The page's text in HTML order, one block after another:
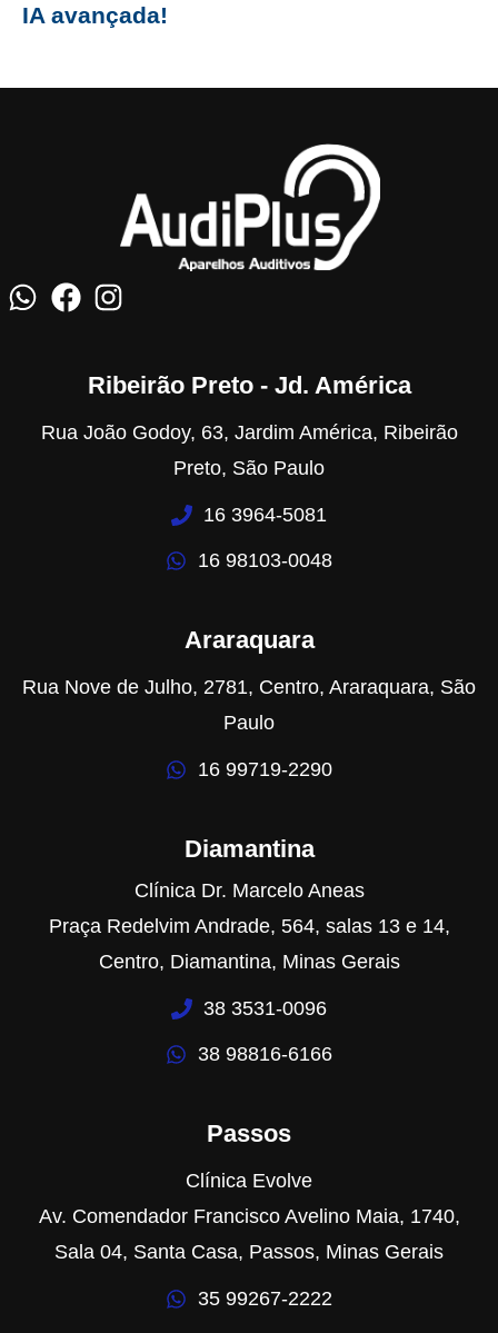
IA avançada!
Ribeirão Preto - Jd. América
Rua João Godoy, 63, Jardim América, Ribeirão
Preto, São Paulo
16 3964-5081
16 98103-0048
Araraquara
Rua Nove de Julho, 2781, Centro, Araraquara, São
Paulo
16 99719-2290
Diamantina
Clínica Dr. Marcelo Aneas
Praça Redelvim Andrade, 564, salas 13 e 14,
Centro, Diamantina, Minas Gerais
38 3531-0096
38 98816-6166
Passos
Clínica Evolve
Av. Comendador Francisco Avelino Maia, 1740,
Sala 04, Santa Casa, Passos, Minas Gerais
35 99267-2222